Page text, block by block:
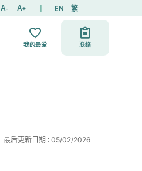
A- A+ EN 繁
我的最爱 联络
最后更新日期 : 05/02/2026